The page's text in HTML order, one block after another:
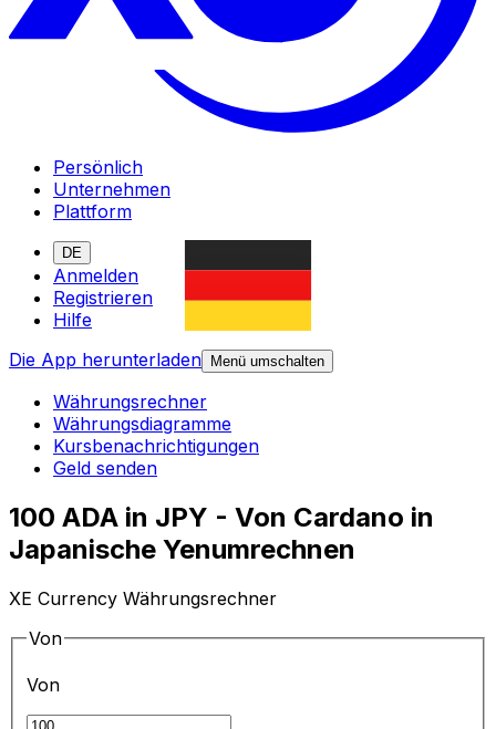
Persönlich
Unternehmen
Plattform
DE
Anmelden
Registrieren
Hilfe
Die App herunterladen
Menü umschalten
Währungsrechner
Währungsdiagramme
Kursbenachrichtigungen
Geld senden
100 ADA in JPY - Von Cardano in
Japanische Yenumrechnen
XE Currency Währungsrechner
Von
Von